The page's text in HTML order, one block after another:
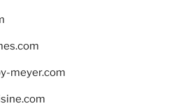
meyer.com